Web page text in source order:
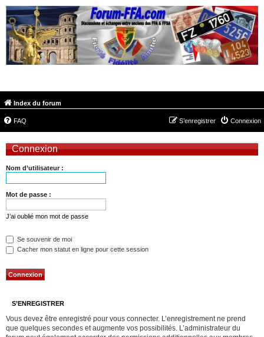
Index du forum
FAQ Connexion
S’enregistrer
Connexion
Nom d’utilisateur :
Mot de passe :
J’ai oublié mon mot de passe
Se souvenir de moi
Cacher mon statut en ligne pour cette session
S’ENREGISTRER
Vous devez être enregistré pour vous connecter. L’enregistrement ne prend
que quelques secondes et augmente vos possibilités. L’administrateur du